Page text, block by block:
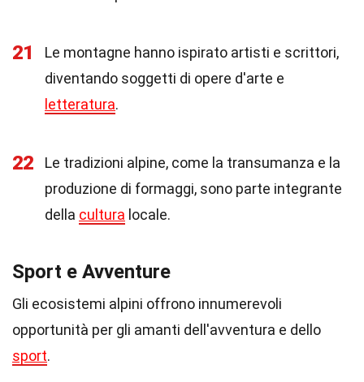
21
Le montagne hanno ispirato artisti e scrittori,
diventando soggetti di opere d'arte e
letteratura.
22
Le tradizioni alpine, come la transumanza e la
produzione di formaggi, sono parte integrante
della cultura locale.
Sport e Avventure
Gli ecosistemi alpini offrono innumerevoli
opportunità per gli amanti dell'avventura e dello
sport.